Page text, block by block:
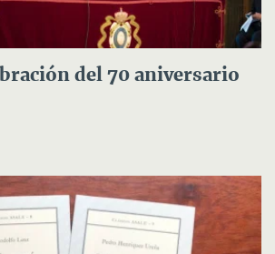
del 70 aniversario